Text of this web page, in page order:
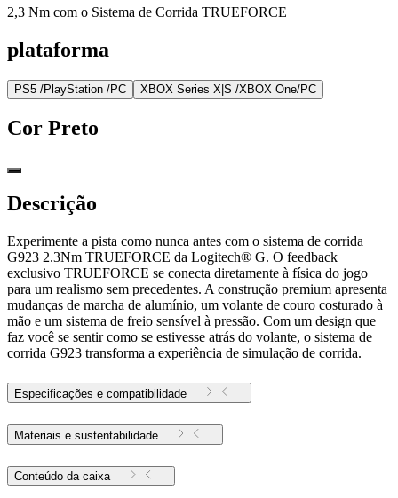
2,3 Nm com o Sistema de Corrida TRUEFORCE
plataforma
PS5 /PlayStation /PC XBOX Series X|S /XBOX One/PC
Cor Preto
Descrição
Experimente a pista como nunca antes com o sistema de corrida
G923 2.3Nm TRUEFORCE da Logitech® G. O feedback
exclusivo TRUEFORCE se conecta diretamente à física do jogo
para um realismo sem precedentes. A construção premium apresenta
mudanças de marcha de alumínio, um volante de couro costurado à
mão e um sistema de freio sensível à pressão. Com um design que
faz você se sentir como se estivesse atrás do volante, o sistema de
corrida G923 transforma a experiência de simulação de corrida.
Especificações e compatibilidade
Materiais e sustentabilidade
Conteúdo da caixa